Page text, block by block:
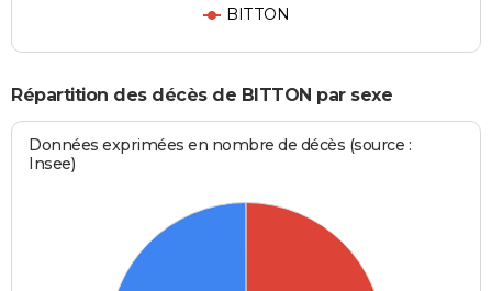
BITTON
Répartition des décès de BITTON par sexe
Données exprimées en nombre de décès (source :
Insee)